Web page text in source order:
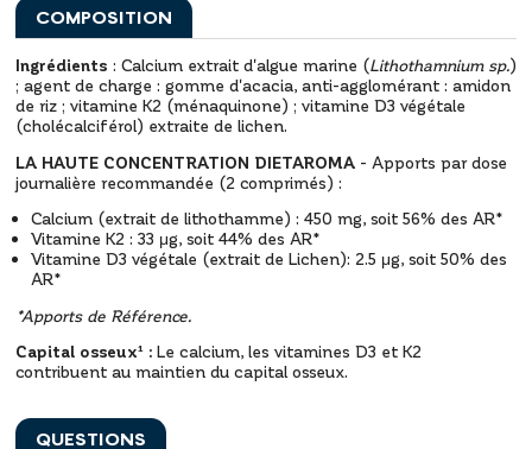
COMPOSITION
Ingrédients : Calcium extrait d'algue marine (Lithothamnium sp.)
; agent de charge : gomme d'acacia, anti-agglomérant : amidon
de riz ; vitamine K2 (ménaquinone) ; vitamine D3 végétale
(cholécalciférol) extraite de lichen.
LA HAUTE CONCENTRATION DIETAROMA- Apports par dose
journalière recommandée (2 comprimés) :
Calcium (extrait de lithothamme) : 450 mg, soit 56% des AR*
Vitamine K2 : 33 μg, soit 44% des AR*
Vitamine D3 végétale (extrait de Lichen): 2.5 μg, soit 50% des
AR*
*Apports de Référence.
Capital osseux¹ : Le calcium, les vitamines D3 et K2
contribuent au maintien du capital osseux.
QUESTIONS